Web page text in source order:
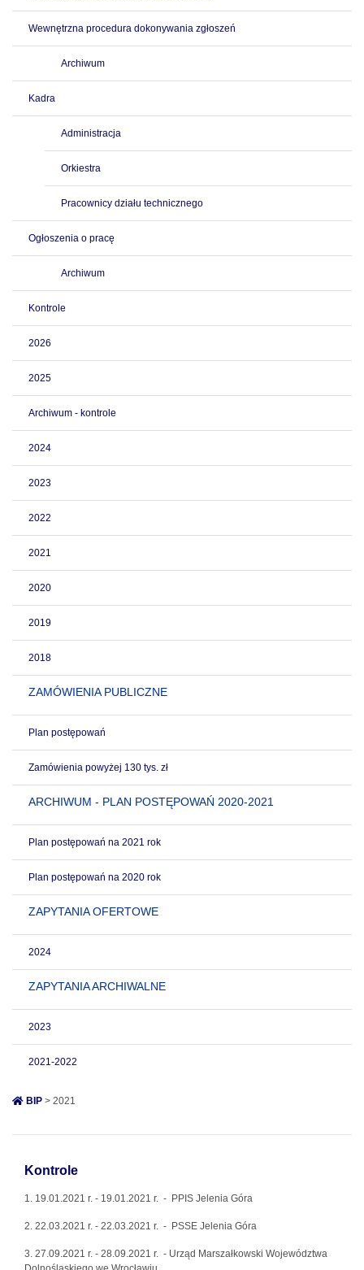
Wewnętrzna procedura dokonywania zgłoszeń
Archiwum
Kadra
Administracja
Orkiestra
Pracownicy działu technicznego
Ogłoszenia o pracę
Archiwum
Kontrole
2026
2025
Archiwum - kontrole
2024
2023
2022
2021
2020
2019
2018
ZAMÓWIENIA PUBLICZNE
Plan postępowań
Zamówienia powyżej 130 tys. zł
ARCHIWUM - PLAN POSTĘPOWAŃ 2020-2021
Plan postępowań na 2021 rok
Plan postępowań na 2020 rok
ZAPYTANIA OFERTOWE
2024
ZAPYTANIA ARCHIWALNE
2023
2021-2022
BIP > 2021
Kontrole
1. 19.01.2021 r. - 19.01.2021 r. - PPIS Jelenia Góra
2. 22.03.2021 r. - 22.03.2021 r. - PSSE Jelenia Góra
3. 27.09.2021 r. - 28.09.2021 r. - Urząd Marszałkowski Województwa